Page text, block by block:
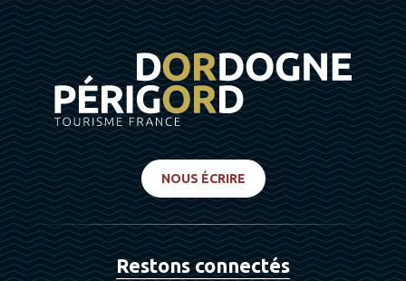
NOUS ÉCRIRE
Restons connectés